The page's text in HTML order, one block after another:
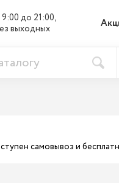
до 21:00,
выходных
самовывоз и